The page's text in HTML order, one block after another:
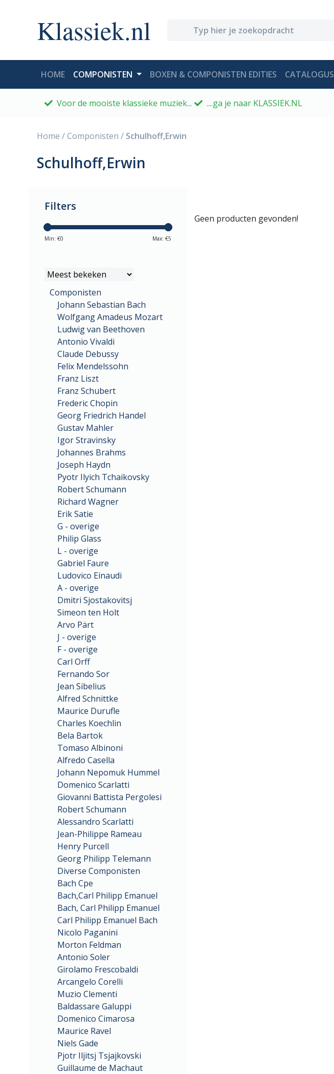
Klassiek.nl
HOME(CURRENT)
COMPONISTEN BOXEN & COMPONISTEN EDITIES CATALOGUS
Voor de mooiste klassieke muziek... ....ga je naar KLASSIEK.NL
Home /Componisten / Schulhoff,Erwin
Schulhoff,Erwin
Filters
Min: €0 Max: €5
Componisten
Johann Sebastian Bach
Wolfgang Amadeus Mozart
Ludwig van Beethoven
Antonio Vivaldi
Claude Debussy
Felix Mendelssohn
Franz Liszt
Franz Schubert
Frederic Chopin
Georg Friedrich Handel
Gustav Mahler
Igor Stravinsky
Johannes Brahms
Joseph Haydn
Pyotr Ilyich Tchaikovsky
Robert Schumann
Richard Wagner
Erik Satie
G - overige
Philip Glass
L - overige
Gabriel Faure
Ludovico Einaudi
A - overige
Dmitri Sjostakovitsj
Simeon ten Holt
Arvo Pärt
J - overige
F - overige
Carl Orff
Fernando Sor
Jean Sibelius
Alfred Schnittke
Maurice Durufle
Charles Koechlin
Bela Bartok
Tomaso Albinoni
Alfredo Casella
Johann Nepomuk Hummel
Domenico Scarlatti
Giovanni Battista Pergolesi
Robert Schumann
Alessandro Scarlatti
Jean-Philippe Rameau
Henry Purcell
Georg Philipp Telemann
Diverse Componisten
Bach Cpe
Bach,Carl Philipp Emanuel
Bach, Carl Philipp Emanuel
Carl Philipp Emanuel Bach
Nicolo Paganini
Morton Feldman
Antonio Soler
Girolamo Frescobaldi
Arcangelo Corelli
Muzio Clementi
Baldassare Galuppi
Domenico Cimarosa
Maurice Ravel
Niels Gade
Pjotr Iljitsj Tsjajkovski
Guillaume de Machaut
Geen producten gevonden!